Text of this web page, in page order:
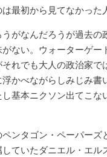
最初から見てなかった
がなんだろうが過去
ない。ウォーターゲ
それでも大人の政治家
かべながらしみじみ
し基本ニクソン出てこ
ンタゴン・ペーパー
していたダニエル・エ